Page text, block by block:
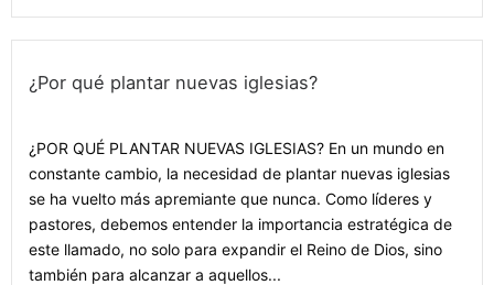
¿Por qué plantar nuevas iglesias?
¿POR QUÉ PLANTAR NUEVAS IGLESIAS? En un mundo en
constante cambio, la necesidad de plantar nuevas iglesias
se ha vuelto más apremiante que nunca. Como líderes y
pastores, debemos entender la importancia estratégica de
este llamado, no solo para expandir el Reino de Dios, sino
también para alcanzar a aquellos...